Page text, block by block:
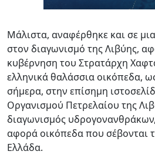
Μάλιστα, αναφέρθηκε και σε
στον διαγωνισμό της Λιβύης,
κυβέρνηση του Στρατάρχη
ελληνικά θαλάσσια οικόπεδα,
σήμερα, στην επίσημη
Οργανισμού Πετρελαίου της
διαγωνισμός υδρογονανθράκων,
αφορά οικόπεδα που σέβονται
Ελλάδα.